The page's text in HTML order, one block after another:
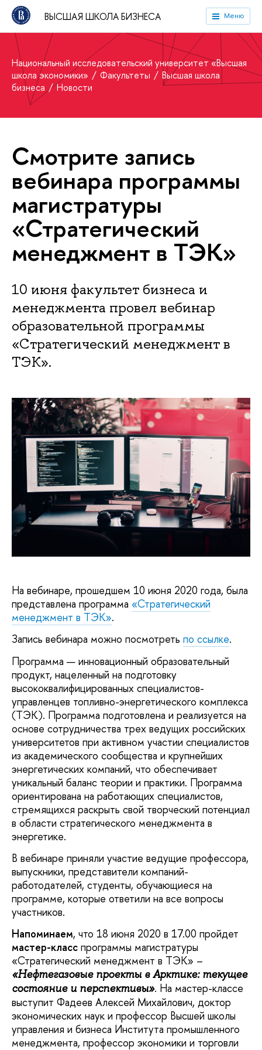
ВЫСШАЯ ШКОЛА БИЗНЕСА Меню
Национальный исследовательский университет «Высшая
школа экономики»
Факультеты
Высшая школа
бизнеса
Новости
Смотрите запись
вебинара программы
магистратуры
«Стратегический
менеджмент в ТЭК»
10 июня факультет бизнеса и
менеджмента провел вебинар
образовательной программы
«Стратегический менеджмент в
ТЭК».
На вебинаре, прошедшем 10 июня 2020 года, была
представлена программа «Стратегический
менеджмент в ТЭК».
Запись вебинара можно посмотреть по ссылке.
Программа — инновационный образовательный
продукт, нацеленный на подготовку
высококвалифицированных специалистов-
управленцев топливно-энергетического комплекса
(ТЭК). Программа подготовлена и реализуется на
основе сотрудничества трех ведущих российских
университетов при активном участии специалистов
из академического сообщества и крупнейших
энергетических компаний, что обеспечивает
уникальный баланс теории и практики. Программа
ориентирована на работающих специалистов,
стремящихся раскрыть свой творческий потенциал
в области стратегического менеджмента в
энергетике.
В вебинаре приняли участие ведущие профессора,
выпускники, представители компаний-
работодателей, студенты, обучающиеся на
программе, которые ответили на все вопросы
участников.
Напоминаем, что 18 июня 2020 в 17.00 пройдет
мастер-класс программы магистратуры
«Стратегический менеджмент в ТЭК» –
«Нефтегазовые проекты в Арктике: текущее
состояние и перспективы». На мастер-классе
выступит Фадеев Алексей Михайлович, доктор
экономических наук и профессор Высшей школы
управления и бизнеса Института промышленного
менеджмента, профессор экономики и торговли